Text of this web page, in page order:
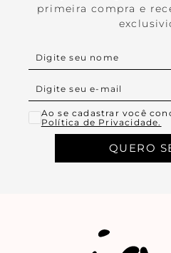
primeira compra e
Ao se cadastrar você
Política de Privacidade.
QUERO